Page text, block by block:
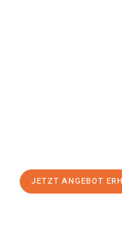
JETZT ANGEBOT